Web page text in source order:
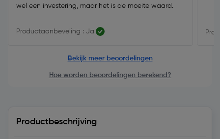
wel een investering, maar het is de moeite waard.
Productaanbeveling : Ja
Bekijk meer beoordelingen
Hoe worden beoordelingen berekend?
Productbeschrijving